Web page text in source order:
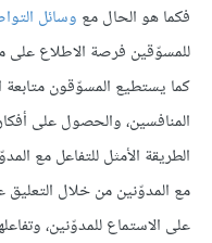
فكما هو الحال مع وسائل
للمسوّقين فرصة الاطلاع على
كما يستطيع المسوّقون
المنافسين، والحصول على
الطريقة الأمثل للتفاعل مع
مع المدوّنين من خلال
على الاستماع للمدوّنين،